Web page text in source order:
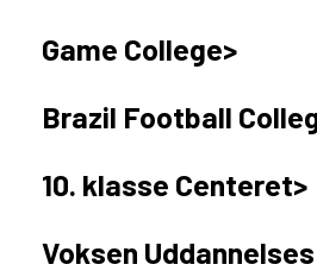
Game College
Brazil Football
10. klasse Centeret
Voksen